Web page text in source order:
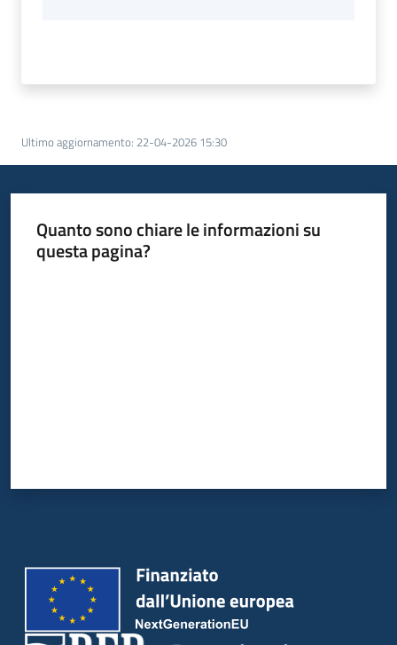
Ultimo aggiornamento: 22-04-2026 15:30
Quanto sono chiare le informazioni su
questa pagina?